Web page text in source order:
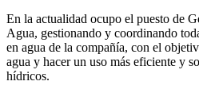
En la actualidad ocupo el puesto de
Agua, gestionando y coordinando
en agua de la compañía, con el
agua y hacer un uso más eficiente y
hídricos.